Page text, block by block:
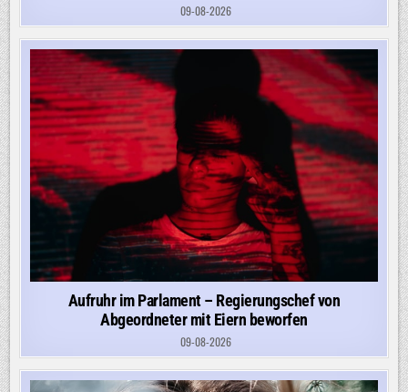
09-08-2026
Aufruhr im Parlament – Regierungschef von
Abgeordneter mit Eiern beworfen
09-08-2026